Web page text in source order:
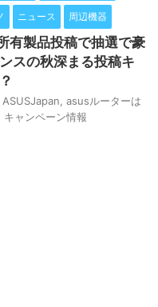
ニュース 周辺機器
有製品投稿で抽選で豪
スの秋深まる投稿キ
ASUSJapan asusルーターは
キャンペーン情報